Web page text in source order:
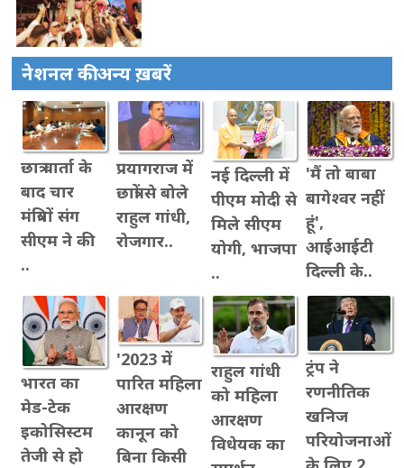
नेशनल की अन्य ख़बरें
छात्र वार्ता के
बाद चार
मंत्रियों संग
सीएम ने की
..
प्रयागराज में
छात्रों से बोले
राहुल गांधी,
रोजगार..
नई दिल्ली में
पीएम मोदी से
मिले सीएम
योगी, भाजपा
..
'मैं तो बाबा
बागेश्वर नहीं
हूं',
आईआईटी
दिल्ली के..
भारत का
मेड-टेक
इकोसिस्टम
तेजी से हो
'2023 में
पारित महिला
आरक्षण
कानून को
बिना किसी
राहुल गांधी
को महिला
आरक्षण
विधेयक का
ट्रंप ने
रणनीतिक
खनिज
परियोजनाओं